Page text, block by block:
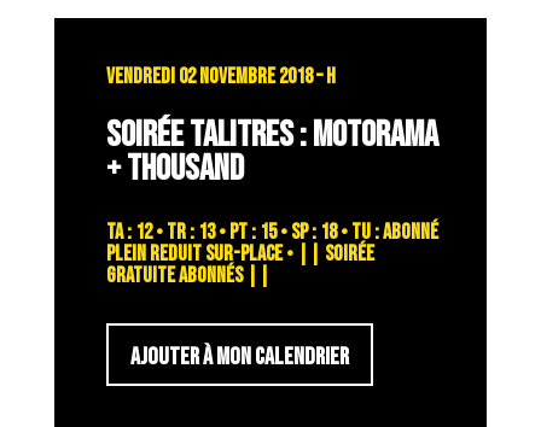
VENDREDI 02 NOVEMBRE 2018 – H
SOIRÉE TALITRES : MOTORAMA
+ THOUSAND
TA : 12 • TR : 13 • PT : 15 • SP : 18 • TU : abonné
plein reduit sur-place • || SOIRÉE
GRATUITE ABONNÉS ||
AJOUTER À MON CALENDRIER